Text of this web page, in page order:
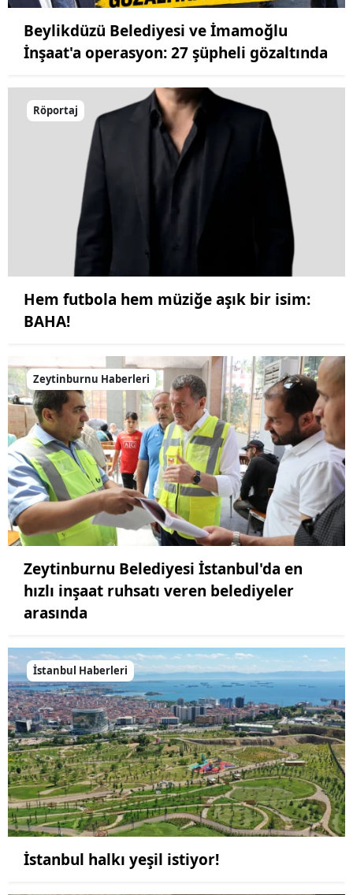
Beylikdüzü Belediyesi ve İmamoğlu
İnşaat'a operasyon: 27 şüpheli gözaltında
Röportaj
Hem futbola hem müziğe aşık bir isim:
BAHA!
Zeytinburnu Haberleri
Zeytinburnu Belediyesi İstanbul'da en
hızlı inşaat ruhsatı veren belediyeler
arasında
İstanbul Haberleri
İstanbul halkı yeşil istiyor!